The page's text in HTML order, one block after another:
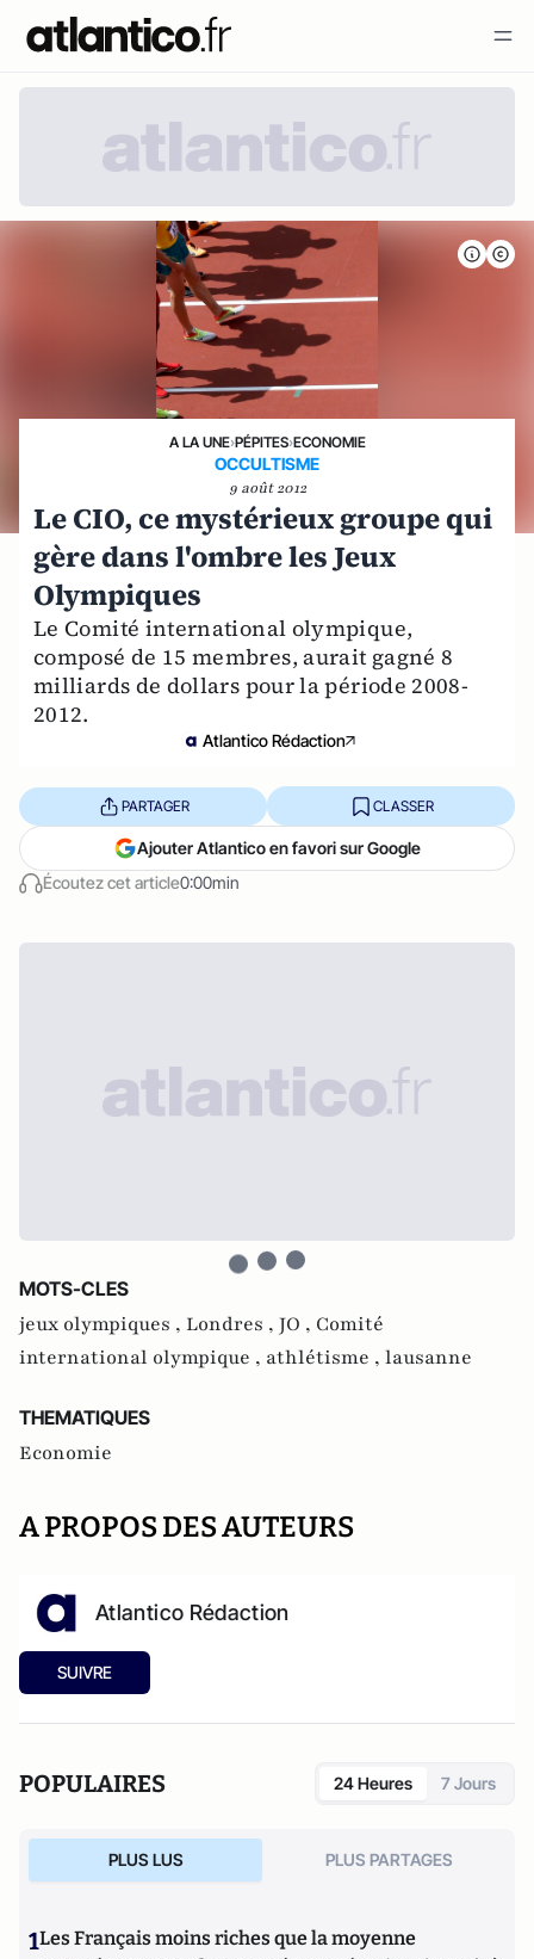
A LA UNE›PÉPITES›ECONOMIE
OCCULTISME
9 août 2012
Le CIO, ce mystérieux groupe qui
gère dans l'ombre les Jeux
Olympiques
Le Comité international olympique,
composé de 15 membres, aurait gagné 8
milliards de dollars pour la période 2008-
2012.
Atlantico Rédaction
Écoutez cet article0:00min
PARTAGER CLASSER
Ajouter Atlantico en favori sur Google
MOTS-CLES
jeux olympiques , Londres , JO , Comité
international olympique , athlétisme , lausanne
THEMATIQUES
Economie
A PROPOS DES AUTEURS
Atlantico Rédaction
SUIVRE
POPULAIRES 24 Heures 7 Jours
PLUS LUS PLUS PARTAGES
1Les Français moins riches que la moyenne